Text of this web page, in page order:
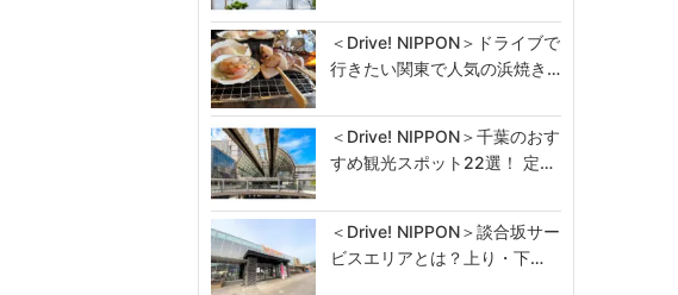
＜Drive! NIPPON＞ドライブで
行きたい関東で人気の浜焼き…
＜Drive! NIPPON＞千葉のおす
すめ観光スポット22選！ 定…
＜Drive! NIPPON＞談合坂サー
ビスエリアとは？上り・下…